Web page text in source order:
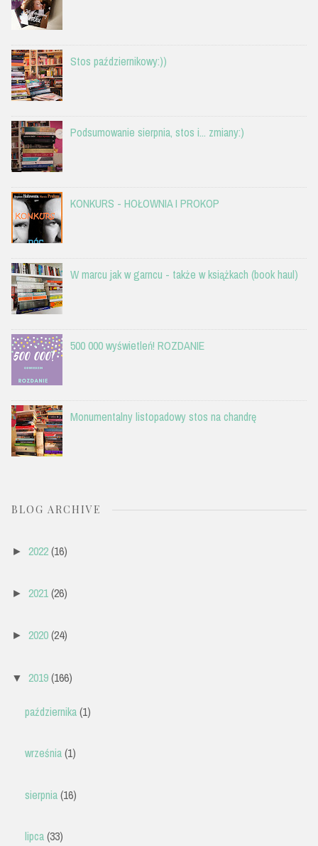
Stos październikowy:))
Podsumowanie sierpnia, stos i... zmiany:)
KONKURS - HOŁOWNIA I PROKOP
W marcu jak w garncu - także w książkach (book haul)
500 000 wyświetleń! ROZDANIE
Monumentalny listopadowy stos na chandrę
BLOG ARCHIVE
► 2022(16)
► 2021(26)
► 2020(24)
▼ 2019(166)
października(1)
września(1)
sierpnia(16)
lipca(33)